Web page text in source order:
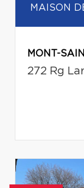
MAISON
MONT-
272 Rg